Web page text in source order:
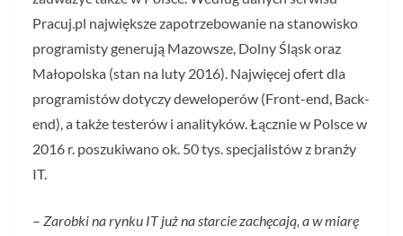
Pracuj.pl największe zapotrzebowanie na stanowisko
programisty generują Mazowsze, Dolny Śląsk oraz
Małopolska (stan na luty 2016). Najwięcej ofert dla
programistów dotyczy deweloperów (Front-end, Back-
end), a także testerów i analityków. Łącznie w Polsce w
2016 r. poszukiwano ok. 50 tys. specjalistów z branży
IT.
– Zarobki na rynku IT już na starcie zachęcają, a w miarę